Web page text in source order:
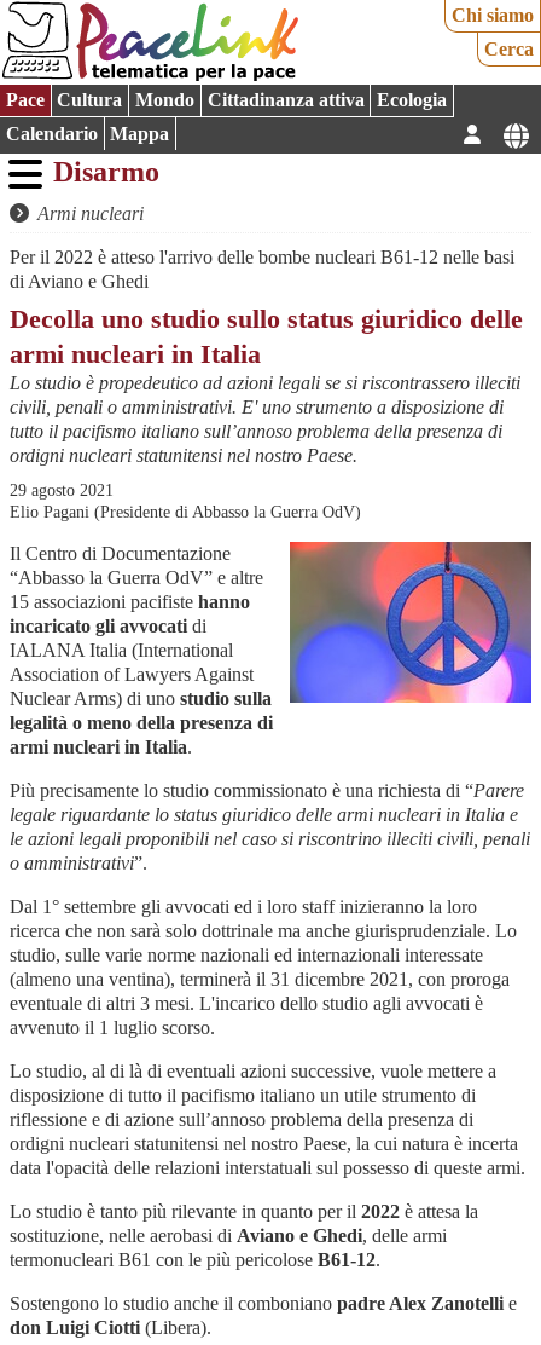
Chi siamo
Cerca
Pace Cultura Mondo Cittadinanza attiva
Ecologia
Calendario
Mappa
Disarmo
Armi nucleari
Per il 2022 è atteso l'arrivo delle bombe nucleari B61-12 nelle basi
di Aviano e Ghedi
Decolla uno studio sullo status giuridico delle
armi nucleari in Italia
Lo studio è propedeutico ad azioni legali se si riscontrassero illeciti
civili, penali o amministrativi. E' uno strumento a disposizione di
tutto il pacifismo italiano sull’annoso problema della presenza di
ordigni nucleari statunitensi nel nostro Paese.
29 agosto 2021
Elio Pagani (Presidente di Abbasso la Guerra OdV)
Il Centro di Documentazione
“Abbasso la Guerra OdV” e altre
15 associazioni pacifiste hanno
incaricato gli avvocati di
IALANA Italia (International
Association of Lawyers Against
Nuclear Arms) di uno studio sulla
legalità o meno della presenza di
armi nucleari in Italia.
Più precisamente lo studio commissionato è una richiesta di “Parere
legale riguardante lo status giuridico delle armi nucleari in Italia e
le azioni legali proponibili nel caso si riscontrino illeciti civili, penali
o amministrativi”.
Dal 1° settembre gli avvocati ed i loro staff inizieranno la loro
ricerca che non sarà solo dottrinale ma anche giurisprudenziale. Lo
studio, sulle varie norme nazionali ed internazionali interessate
(almeno una ventina), terminerà il 31 dicembre 2021, con proroga
eventuale di altri 3 mesi. L'incarico dello studio agli avvocati è
avvenuto il 1 luglio scorso.
Lo studio, al di là di eventuali azioni successive, vuole mettere a
disposizione di tutto il pacifismo italiano un utile strumento di
riflessione e di azione sull’annoso problema della presenza di
ordigni nucleari statunitensi nel nostro Paese, la cui natura è incerta
data l'opacità delle relazioni interstatuali sul possesso di queste armi.
Lo studio è tanto più rilevante in quanto per il 2022 è attesa la
sostituzione, nelle aerobasi di Aviano e Ghedi, delle armi
termonucleari B61 con le più pericolose B61-12.
Sostengono lo studio anche il comboniano padre Alex Zanotelli e
don Luigi Ciotti (Libera).